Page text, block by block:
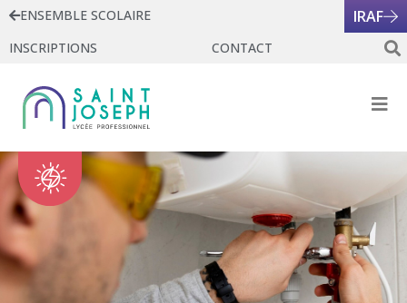
ENSEMBLE SCOLAIRE IRAF
INSCRIPTIONS CONTACT